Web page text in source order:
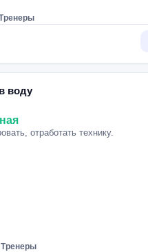
воду
отработать технику.
Тренеры